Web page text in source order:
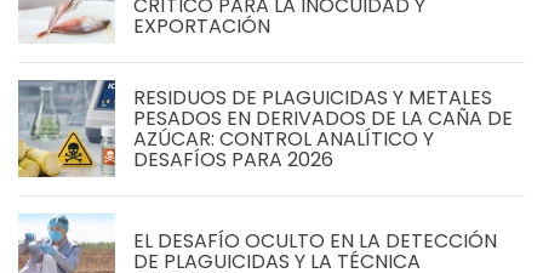
EXPORTACIÓN
RESIDUOS DE PLAGUICIDAS Y METALES
PESADOS EN DERIVADOS DE LA CAÑA DE
AZÚCAR: CONTROL ANALÍTICO Y
DESAFÍOS PARA 2026
EL DESAFÍO OCULTO EN LA DETECCIÓN
DE PLAGUICIDAS Y LA TÉCNICA